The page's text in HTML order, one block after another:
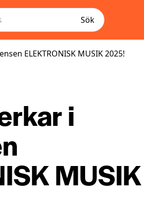
Sök
ELEKTRONISK MUSIK 2025!
i
MUSIK